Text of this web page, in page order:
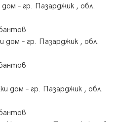
– гр. Пазарджик , обл.
– гр. Пазарджик , обл.
дом – гр. Пазарджик , обл.